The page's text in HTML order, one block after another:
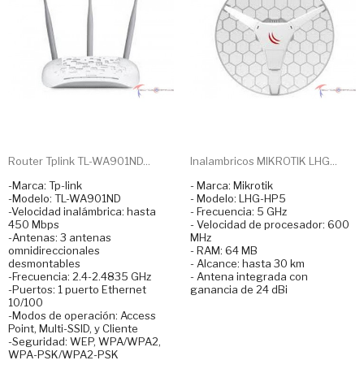
Router Tplink TL-WA901ND...
-Marca: Tp-link
-Modelo: TL-WA901ND
-Velocidad inalámbrica: hasta
450 Mbps
-Antenas: 3 antenas
omnidireccionales
desmontables
-Frecuencia: 2.4-2.4835 GHz
-Puertos: 1 puerto Ethernet
10/100
-Modos de operación: Access
Point, Multi-SSID, y Cliente
-Seguridad: WEP, WPA/WPA2,
WPA-PSK/WPA2-PSK
Inalambricos MIKROTIK LHG...
- Marca: Mikrotik
- Modelo: LHG-HP5
- Frecuencia: 5 GHz
- Velocidad de procesador: 600
MHz
- RAM: 64 MB
- Alcance: hasta 30 km
- Antena integrada con
ganancia de 24 dBi